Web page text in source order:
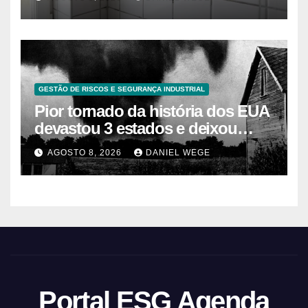
GESTÃO DE RISCOS E SEGURANÇA INDUSTRIAL
Pior tornado da história dos EUA
devastou 3 estados e deixou
centenas de mortos
AGOSTO 8, 2026 DANIEL WEGE
Portal ESG Agenda